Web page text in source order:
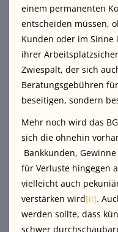
einem permanenten
entscheiden müssen,
Kunden oder im Sinne
ihrer
Zwiespalt, der sich
Beratungsgebühren
beseitigen, sondern
Mehr noch wird das
sich die ohnehin
Bankkunden,
für Verluste hingegen
vielleicht auch
verstärken wird[ii].
werden sollte, dass
schwer